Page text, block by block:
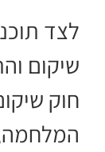
לצד
שיקום
חוק
המלחמה,